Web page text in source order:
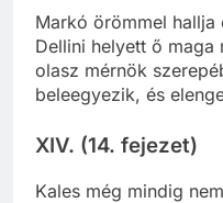
Markó örömmel
Dellini helyett ő maga
olasz mérnök
beleegyezik, és
XIV. (14. fejezet)
Kales még mindig